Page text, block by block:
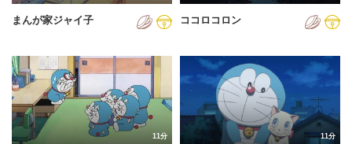
まんが家ジャイ子 ココロコロン
11分 11分